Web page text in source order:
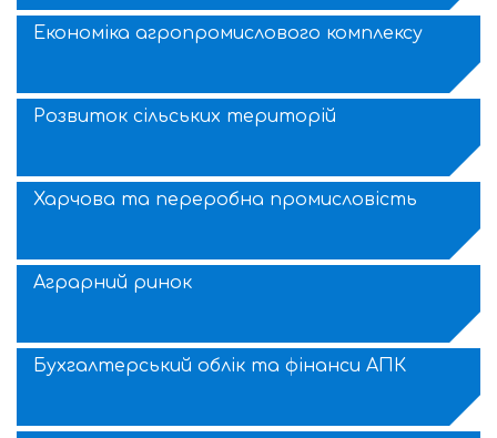
Економіка агропромислового комплексу
Розвиток сільських територій
Харчова та переробна промисловість
Аграрний ринок
Бухгалтерський облік та фінанси АПК